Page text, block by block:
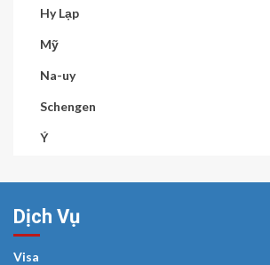
Hy Lạp
Mỹ
Na-uy
Schengen
Ý
Dịch Vụ
Visa